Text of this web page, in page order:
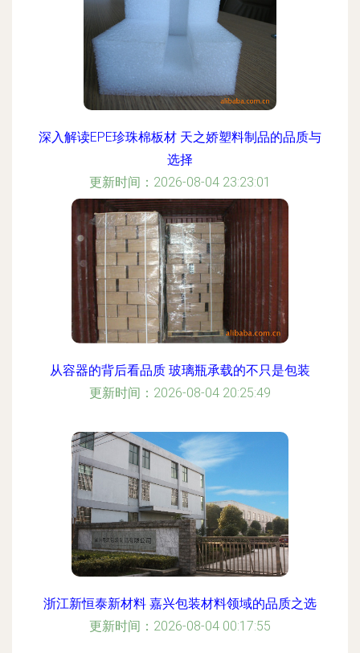
深入解读EPE珍珠棉板材 天之娇塑料制品的品质与
选择
更新时间：2026-08-04 23:23:01
从容器的背后看品质 玻璃瓶承载的不只是包装
更新时间：2026-08-04 20:25:49
浙江新恒泰新材料 嘉兴包装材料领域的品质之选
更新时间：2026-08-04 00:17:55